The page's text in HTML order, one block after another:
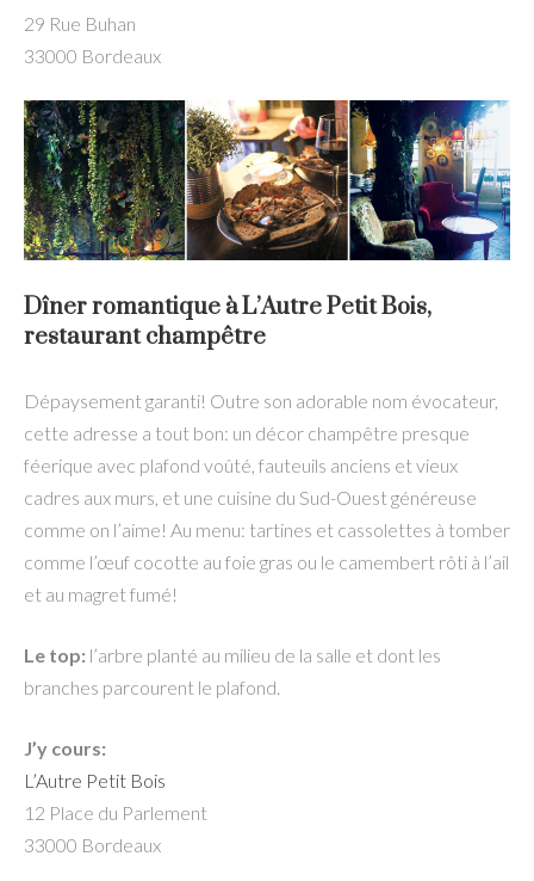
29 Rue Buhan
33000 Bordeaux
Dîner romantique à L’Autre Petit Bois,
restaurant champêtre
Dépaysement garanti! Outre son adorable nom évocateur,
cette adresse a tout bon: un décor champêtre presque
féerique avec plafond voûté, fauteuils anciens et vieux
cadres aux murs, et une cuisine du Sud-Ouest généreuse
comme on l’aime! Au menu: tartines et cassolettes à tomber
comme l’œuf cocotte au foie gras ou le camembert rôti à l’ail
et au magret fumé!
Le top: l’arbre planté au milieu de la salle et dont les
branches parcourent le plafond.
J’y cours:
L’Autre Petit Bois
12 Place du Parlement
33000 Bordeaux